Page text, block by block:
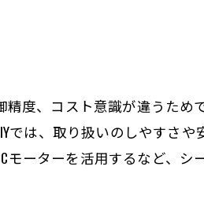
度、コスト意識が違うため
では、取り扱いのしやすさや
モーターを活用するなど、シ